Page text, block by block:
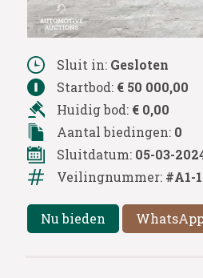
Sluit in: Gesloten
Startbod: € 50 000,00
Huidig bod: € 0,00
Aantal biedingen: 0
Sluitdatum: 05-03-
Veilingnummer: #A1-
Nu bieden